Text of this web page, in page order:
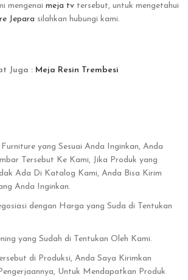
mengenai meja tv tersebut, untuk mengetahui
Jepara silahkan hubungi kami.
Juga : Meja Resin Trembesi
yang Sesuai Anda Inginkan, Anda
Tersebut Ke Kami, Jika Produk yang
Ada Di Katalog Kami, Anda Bisa Kirim
Anda Inginkan.
dengan Harga yang Suda di Tentukan
yang Sudah di Tentukan Oleh Kami.
di Produksi, Anda Saya Kirimkan
Untuk Mendapatkan Produk